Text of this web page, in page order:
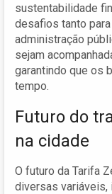
sustentabilidade
desafios tanto
administração
sejam
garantindo que os
tempo.
Futuro do
na cidade
O futuro da Tarifa
diversas variáveis,